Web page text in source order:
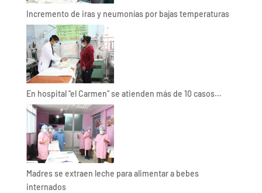
Incremento de iras y neumonías por bajas temperaturas
En hospital “el Carmen” se atienden más de 10 casos…
Madres se extraen leche para alimentar a bebes
internados